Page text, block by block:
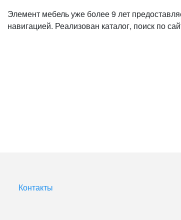
Элемент мебель уже более 9 лет
навигацией. Реализован каталог, поиск по
Контакты